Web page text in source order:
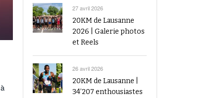
27 avril 2026
20KM de Lausanne
2026 | Galerie photos
et Reels
26 avril 2026
20KM de Lausanne |
34’207 enthousiastes